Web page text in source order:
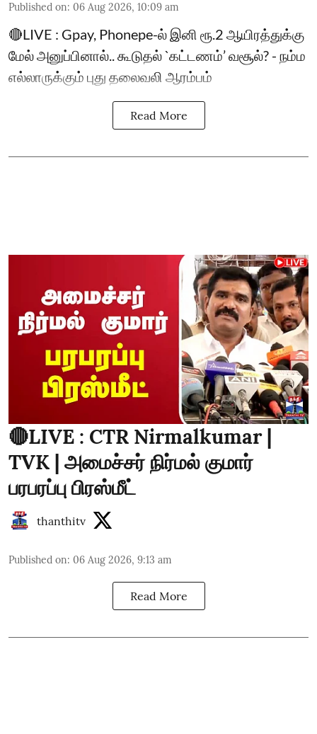
Published on: 06 Aug 2026, 10:09 am
🔴LIVE : Gpay, Phonepe-ல் இனி ரூ.2 ஆயிரத்துக்கு
மேல் அனுப்பினால்.. கூடுதல் `கட்டணம்’ வசூல்? - நம்ம
எல்லாருக்கும் புது தலைவலி ஆரம்பம்
Read More
🔴LIVE : CTR Nirmalkumar |
TVK | அமைச்சர் நிர்மல் குமார்
பரபரப்பு பிரஸ்மீட்
thanthitv
Published on: 06 Aug 2026, 9:13 am
Read More